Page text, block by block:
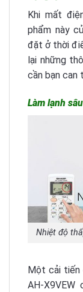
Khi mất
phẩm này
đặt ở thời
lại những
cần bạn can
Làm lạnh
Nhiệt độ
Một cải tiến
AH-